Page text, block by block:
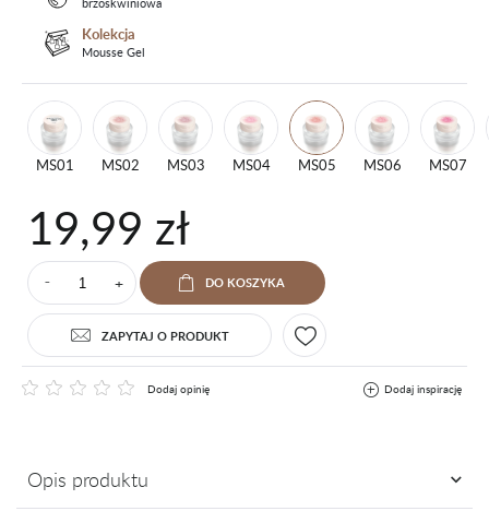
Kolekcja
Mousse Gel
MS01 MS02 MS03 MS04 MS05 MS06 MS07
19,99 zł
⁻ + DO KOSZYKA
ZAPYTAJ O PRODUKT
Dodaj opinię Dodaj inspirację
Opis produktu